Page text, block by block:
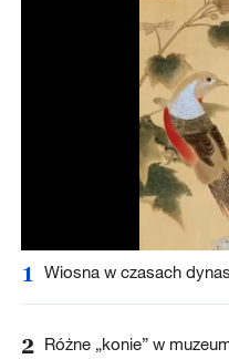
1 Wiosna w czasach
2 Różne „konie” w